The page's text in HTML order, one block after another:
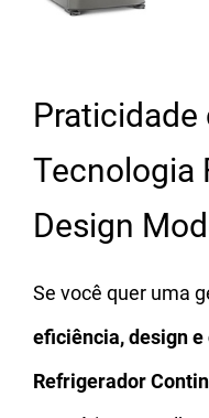
Praticidade
Tecnologia
Design
Se você quer uma
eficiência, design e
Refrigerador